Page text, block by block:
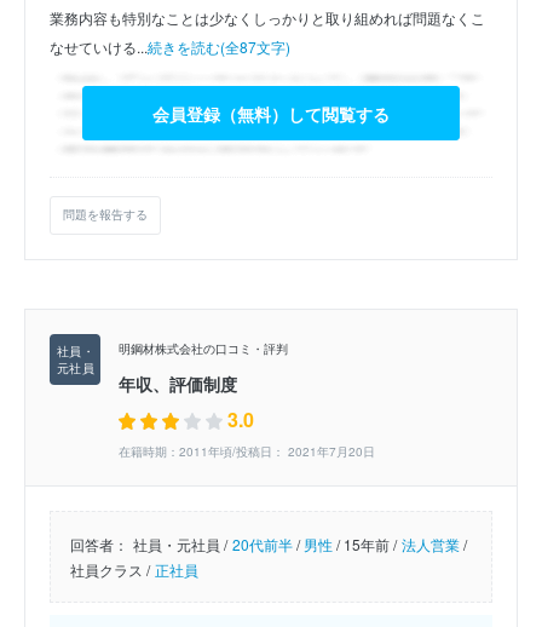
業務内容も特別なことは少なくしっかりと取り組めれば問題なくこ
なせていける...続きを読む(全87文字)
会員登録（無料）して閲覧する
問題を報告する
明鋼材株式会社の口コミ・評判
年収、評価制度
3.0
在籍時期：2011年頃/投稿日： 2021年7月20日
回答者： 社員・元社員 / 20代前半/男性/15年前 / 法人営業/
社員クラス / 正社員